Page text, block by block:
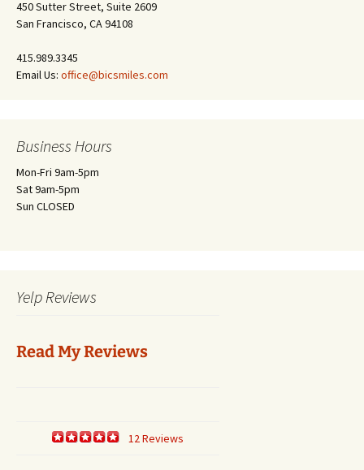
450 Sutter Street, Suite 2609
San Francisco, CA 94108
415.989.3345
Email Us: office@bicsmiles.com
Business Hours
Mon-Fri 9am-5pm
Sat 9am-5pm
Sun CLOSED
Yelp Reviews
Read My Reviews
12 Reviews